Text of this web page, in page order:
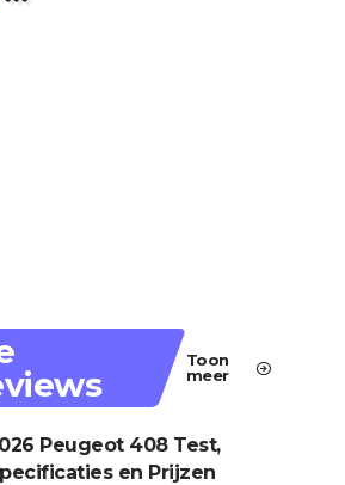
Toon
meer
Peugeot 408 Test,
en Prijzen